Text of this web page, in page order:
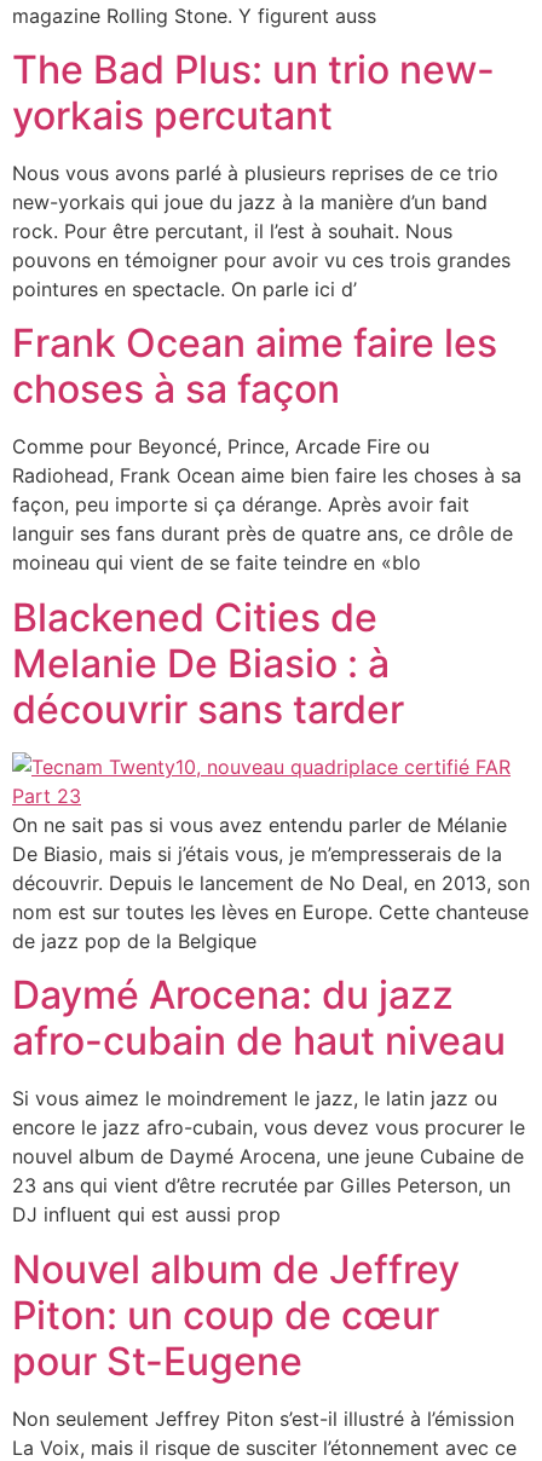
magazine Rolling Stone. Y figurent auss
The Bad Plus: un trio new-
yorkais percutant
Nous vous avons parlé à plusieurs reprises de ce trio
new-yorkais qui joue du jazz à la manière d’un band
rock. Pour être percutant, il l’est à souhait. Nous
pouvons en témoigner pour avoir vu ces trois grandes
pointures en spectacle. On parle ici d’
Frank Ocean aime faire les
choses à sa façon
Comme pour Beyoncé, Prince, Arcade Fire ou
Radiohead, Frank Ocean aime bien faire les choses à sa
façon, peu importe si ça dérange. Après avoir fait
languir ses fans durant près de quatre ans, ce drôle de
moineau qui vient de se faite teindre en «blo
Blackened Cities de
Melanie De Biasio : à
découvrir sans tarder
On ne sait pas si vous avez entendu parler de Mélanie
De Biasio, mais si j’étais vous, je m’empresserais de la
découvrir. Depuis le lancement de No Deal, en 2013, son
nom est sur toutes les lèves en Europe. Cette chanteuse
de jazz pop de la Belgique
Daymé Arocena: du jazz
afro-cubain de haut niveau
Si vous aimez le moindrement le jazz, le latin jazz ou
encore le jazz afro-cubain, vous devez vous procurer le
nouvel album de Daymé Arocena, une jeune Cubaine de
23 ans qui vient d’être recrutée par Gilles Peterson, un
DJ influent qui est aussi prop
Nouvel album de Jeffrey
Piton: un coup de cœur
pour St-Eugene
Non seulement Jeffrey Piton s’est-il illustré à l’émission
La Voix, mais il risque de susciter l’étonnement avec ce